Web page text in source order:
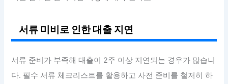
서류 미비로 인한 대출 지연
서류 준비가 부족해 대출이 2주 이상 지연되는 경우가 많습니
다. 필수 서류 체크리스트를 활용하고 사전 준비를 철저히 하